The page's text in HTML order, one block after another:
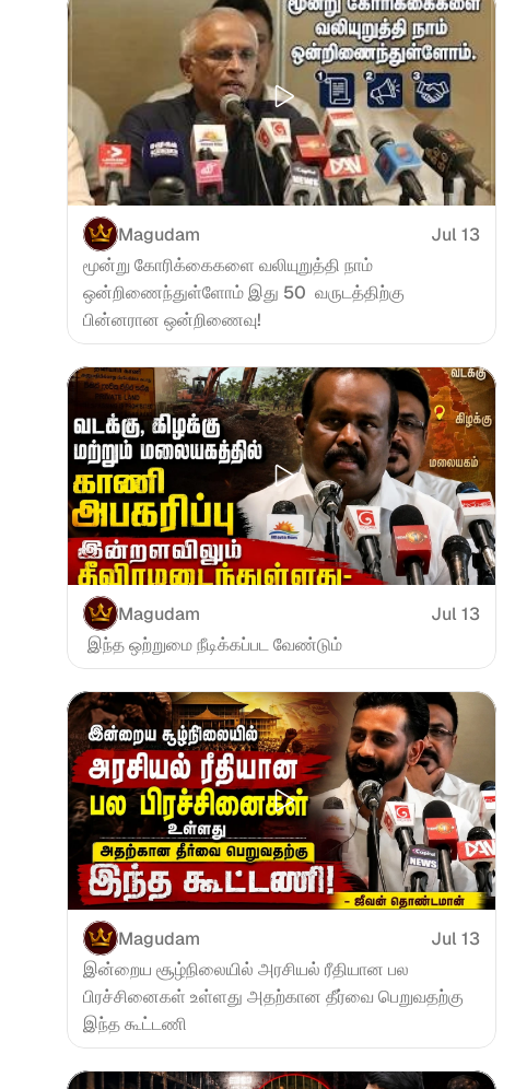
Magudam
Jul 13
மூன்று கோரிக்கைகளை வலியுறுத்தி நாம்
ஒன்றிணைந்துள்ளோம் இது 50  வருடத்திற்கு
பின்னரான ஒன்றிணைவு!
Magudam
Jul 13
இந்த ஒற்றுமை நீடிக்கப்பட வேண்டும்
Magudam
Jul 13
இன்றைய சூழ்நிலையில் அரசியல் ரீதியான பல
பிரச்சினைகள் உள்ளது அதற்கான தீர்வை பெறுவதற்கு
இந்த கூட்டணி